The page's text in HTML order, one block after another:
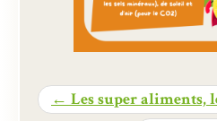
← Les super aliments,